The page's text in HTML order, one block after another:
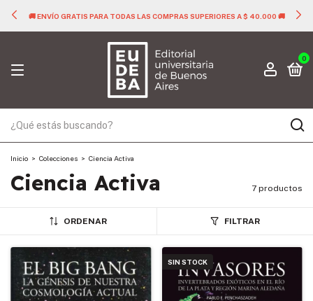
🚚 ENVÍO GRATIS PARA TODAS LAS COMPRAS SUPERIORES A $ 40.000 🚚
0
Inicio > Colecciones > Ciencia Activa
Ciencia Activa 7 productos
ORDENAR FILTRAR
SIN STOCK